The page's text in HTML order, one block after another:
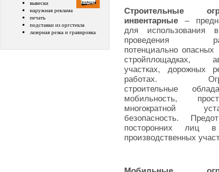
Строительные
инвентарные –
для использования
проведения
потенциально опасных
стройплощадках,
участках, дорожных
работах.
строительные
мобильность,
многократной
безопасность.
посторонних лиц
производственных
вывески
наружная реклама
печать
подставки из оргстекла
лазерная резка и гравировка